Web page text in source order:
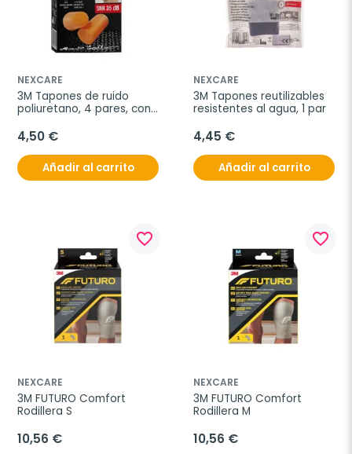
NEXCARE
3M Tapones de ruido
poliuretano, 4 pares, con
4,50 €
Añadir al carrito
NEXCARE
3M Tapones reutilizables
resistentes al agua, 1 par
4,45 €
Añadir al carrito
favorite_border
NEXCARE
3M FUTURO Comfort
Rodillera S
10,56 €
favorite_border
NEXCARE
3M FUTURO Comfort
Rodillera M
10,56 €